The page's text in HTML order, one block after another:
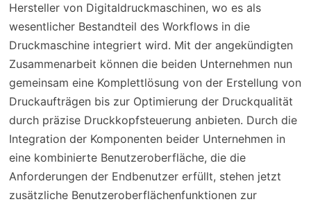
Hersteller von Digitaldruckmaschinen, wo es als
wesentlicher Bestandteil des Workflows in die
Druckmaschine integriert wird. Mit der angekündigten
Zusammenarbeit können die beiden Unternehmen nun
gemeinsam eine Komplettlösung von der Erstellung von
Druckaufträgen bis zur Optimierung der Druckqualität
durch präzise Druckkopfsteuerung anbieten. Durch die
Integration der Komponenten beider Unternehmen in
eine kombinierte Benutzeroberfläche, die die
Anforderungen der Endbenutzer erfüllt, stehen jetzt
zusätzliche Benutzeroberflächenfunktionen zur